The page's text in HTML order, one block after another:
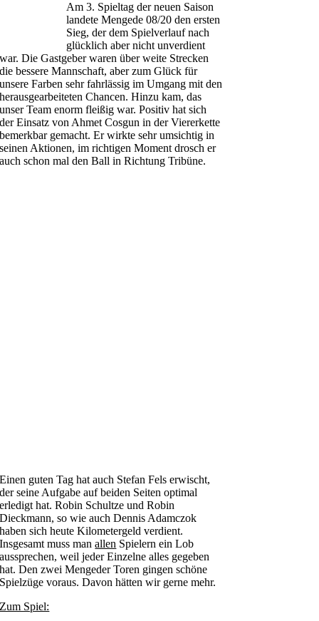
Am 3. Spieltag der neuen Saison
landete Mengede 08/20 den ersten
Sieg, der dem Spielverlauf nach
glücklich aber nicht unverdient
war. Die Gastgeber waren über weite Strecken
die bessere Mannschaft, aber zum Glück für
unsere Farben sehr fahrlässig im Umgang mit den
herausgearbeiteten Chancen. Hinzu kam, das
unser Team enorm fleißig war. Positiv hat sich
der Einsatz von Ahmet Cosgun in der Viererkette
bemerkbar gemacht. Er wirkte sehr umsichtig in
seinen Aktionen, im richtigen Moment drosch er
auch schon mal den Ball in Richtung Tribüne.
Einen guten Tag hat auch Stefan Fels erwischt,
der seine Aufgabe auf beiden Seiten optimal
erledigt hat. Robin Schultze und Robin
Dieckmann, so wie auch Dennis Adamczok
haben sich heute Kilometergeld verdient.
Insgesamt muss manallen Spielern ein Lob
aussprechen, weil jeder Einzelne alles gegeben
hat. Den zwei Mengeder Toren gingen schöne
Spielzüge voraus. Davon hätten wir gerne mehr.
Zum Spiel: